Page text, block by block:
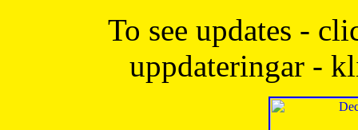
To see updates -
uppdateringar -